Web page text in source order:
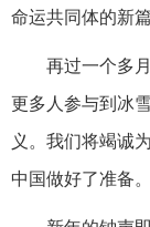
命运共同体的新篇
再过一个多
更多人参与到冰
义。我们将竭诚
中国做好了准备。